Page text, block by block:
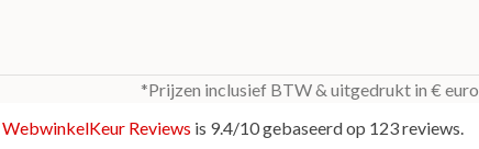
*Prijzen inclusief BTW & uitgedrukt in € euro
WebwinkelKeur Reviews is 9.4/10 gebaseerd op 123 reviews.